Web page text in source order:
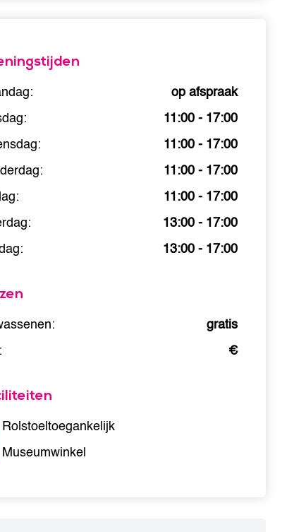
op afspraak
11:00 - 17:00
11:00 - 17:00
11:00 - 17:00
11:00 - 17:00
13:00 - 17:00
13:00 - 17:00
gratis
€
Rolstoeltoegankelijk
Museumwinkel